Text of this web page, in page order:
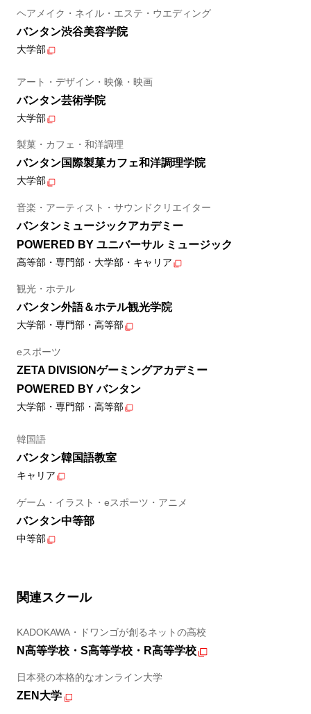
ヘアメイク・ネイル・エステ・ウエディング
バンタン渋谷美容学院
大学部
アート・デザイン・映像・映画
バンタン芸術学院
大学部
製菓・カフェ・和洋調理
バンタン国際製菓カフェ和洋調理学院
大学部
音楽・アーティスト・サウンドクリエイター
バンタンミュージックアカデミー
POWERED BY ユニバーサル ミュージック
高等部・専門部・大学部・キャリア
観光・ホテル
バンタン外語＆ホテル観光学院
大学部・専門部・高等部
eスポーツ
ZETA DIVISIONゲーミングアカデミー
POWERED BY バンタン
大学部・専門部・高等部
韓国語
バンタン韓国語教室
キャリア
ゲーム・イラスト・eスポーツ・アニメ
バンタン中等部
中等部
関連スクール
KADOKAWA・ドワンゴが創るネットの高校
N高等学校・S高等学校・R高等学校
日本発の本格的なオンライン大学
ZEN大学